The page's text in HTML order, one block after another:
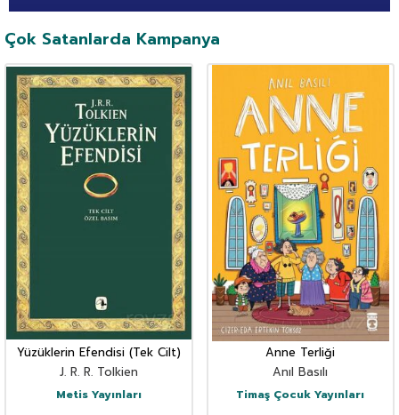
Çok Satanlarda Kampanya
Yüzüklerin Efendisi (Tek Cilt)
J. R. R. Tolkien
Metis Yayınları
Anne Terliği
Anıl Basılı
Timaş Çocuk Yayınları